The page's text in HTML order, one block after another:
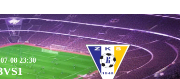
08 23:30
VS1